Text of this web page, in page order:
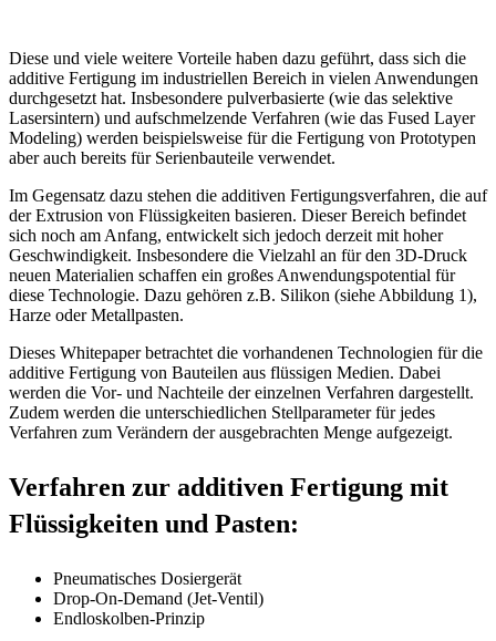
Diese und viele weitere Vorteile haben dazu geführt, dass sich die
additive Fertigung im industriellen Bereich in vielen Anwendungen
durchgesetzt hat. Insbesondere pulverbasierte (wie das selektive
Lasersintern) und aufschmelzende Verfahren (wie das Fused Layer
Modeling) werden beispielsweise für die Fertigung von Prototypen
aber auch bereits für Serienbauteile verwendet.
Im Gegensatz dazu stehen die additiven Fertigungsverfahren, die auf
der Extrusion von Flüssigkeiten basieren. Dieser Bereich befindet
sich noch am Anfang, entwickelt sich jedoch derzeit mit hoher
Geschwindigkeit. Insbesondere die Vielzahl an für den 3D-Druck
neuen Materialien schaffen ein großes Anwendungspotential für
diese Technologie. Dazu gehören z.B. Silikon (siehe Abbildung 1),
Harze oder Metallpasten.
Dieses Whitepaper betrachtet die vorhandenen Technologien für die
additive Fertigung von Bauteilen aus flüssigen Medien. Dabei
werden die Vor- und Nachteile der einzelnen Verfahren dargestellt.
Zudem werden die unterschiedlichen Stellparameter für jedes
Verfahren zum Verändern der ausgebrachten Menge aufgezeigt.
Verfahren zur additiven Fertigung mit
Flüssigkeiten und Pasten:
Pneumatisches Dosiergerät
Drop-On-Demand (Jet-Ventil)
Endloskolben-Prinzip